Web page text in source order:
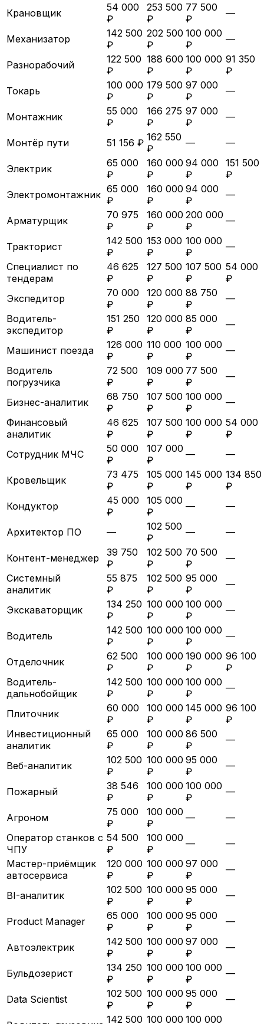
Крановщик
54 000
₽
253 500
₽
77 500
₽
—
Механизатор
142 500
₽
202 500
₽
100 000
₽
—
Разнорабочий
122 500
₽
188 600
₽
100 000
₽
91 350
₽
Токарь
100 000
₽
179 500
₽
97 000
₽
—
Монтажник
55 000
₽
166 275
₽
97 000
₽
—
Монтёр пути 51 156 ₽ 162 550
₽
— —
Электрик
65 000
₽
160 000
₽
94 000
₽
151 500
₽
Электромонтажник 65 000
₽
160 000
₽
94 000
₽
—
Арматурщик
70 975
₽
160 000
₽
200 000
₽
—
Тракторист
142 500
₽
153 000
₽
100 000
₽
—
Специалист по
тендерам
46 625
₽
127 500
₽
107 500
₽
54 000
₽
Экспедитор
70 000
₽
120 000
₽
88 750
₽
—
Водитель-
экспедитор
151 250
₽
120 000
₽
85 000
₽
—
Машинист поезда
126 000
₽
110 000
₽
100 000
₽
—
Водитель
погрузчика
72 500
₽
109 000
₽
77 500
₽
—
Бизнес-аналитик
68 750
₽
107 500
₽
100 000
₽
—
Финансовый
аналитик
46 625
₽
107 500
₽
100 000
₽
54 000
₽
Сотрудник МЧС
50 000
₽
107 000
₽
— —
Кровельщик
73 475
₽
105 000
₽
145 000
₽
134 850
₽
Кондуктор
45 000
₽
105 000
₽
— —
Архитектор ПО —
102 500
₽
— —
Контент-менеджер
39 750
₽
102 500
₽
70 500
₽
—
Системный
аналитик
55 875
₽
102 500
₽
95 000
₽
—
Экскаваторщик
134 250
₽
100 000
₽
100 000
₽
—
Водитель
142 500
₽
100 000
₽
100 000
₽
—
Отделочник
62 500
₽
100 000
₽
190 000
₽
96 100
₽
Водитель-
дальнобойщик
142 500
₽
100 000
₽
100 000
₽
—
Плиточник
60 000
₽
100 000
₽
145 000
₽
96 100
₽
Инвестиционный
аналитик
65 000
₽
100 000
₽
86 500
₽
—
Веб-аналитик
102 500
₽
100 000
₽
95 000
₽
—
Пожарный
38 546
₽
100 000
₽
100 000
₽
—
Агроном
75 000
₽
100 000
₽
—
—
Оператор станков с
ЧПУ
54 500
₽
100 000
₽
—
—
Мастер-приёмщик
автосервиса
120 000
₽
100 000
₽
97 000
₽
—
BI-аналитик
102 500
₽
100 000
₽
95 000
₽
—
Product Manager
65 000
₽
100 000
₽
95 000
₽
—
Автоэлектрик
142 500
₽
100 000
₽
97 000
₽
—
Бульдозерист
134 250
₽
100 000
₽
100 000
₽
—
Data Scientist
102 500
₽
100 000
₽
95 000
₽
—
142 500 100 000 100 000